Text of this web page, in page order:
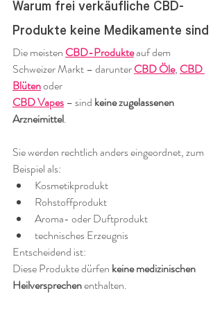
Warum frei verkäufliche CBD-
Produkte keine Medikamente sind
Die meisten CBD-Produkte auf dem
Schweizer Markt – darunter CBD Öle, CBD
Blüten oder
CBD Vapes – sind keine zugelassenen
Arzneimittel.
Sie werden rechtlich anders eingeordnet, zum
Beispiel als:
Kosmetikprodukt
Rohstoffprodukt
Aroma- oder Duftprodukt
technisches Erzeugnis
Entscheidend ist:
Diese Produkte dürfen keine medizinischen
Heilversprechen enthalten.